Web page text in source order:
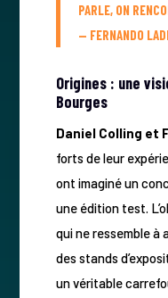
PARLE, ON
— FERNANDO
Origines : une
Bourges
Daniel Colling et
forts de leur
ont imaginé un
une édition test.
qui ne ressemble à
des stands
un véritable